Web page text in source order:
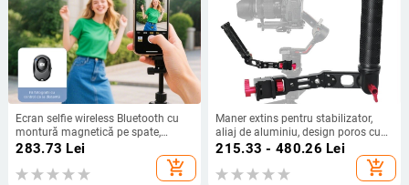
Ecran selfie wireless Bluetooth cu
montură magnetică pe spate,
telecomandă și proiecție pe ecran
greutate maximă până la 2 kg
283.73 Lei
add_shopping_cart
Maner extins pentru stabilizator,
aliaj de aluminiu, design poros cu
mai multe găuri, montaj bayonet,
215.33 - 480.26 Lei
add_shopping_cart